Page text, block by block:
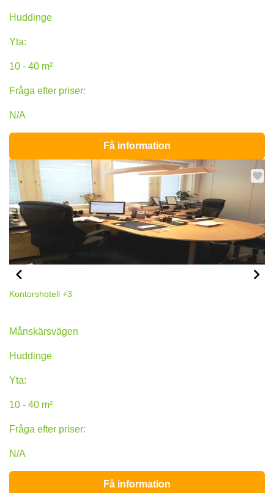
Huddinge
Yta:
10 - 40 m²
Fråga efter priser:
N/A
Få information
Kontorshotell +3
Månskärsvägen
Huddinge
Yta:
10 - 40 m²
Fråga efter priser:
N/A
Få information